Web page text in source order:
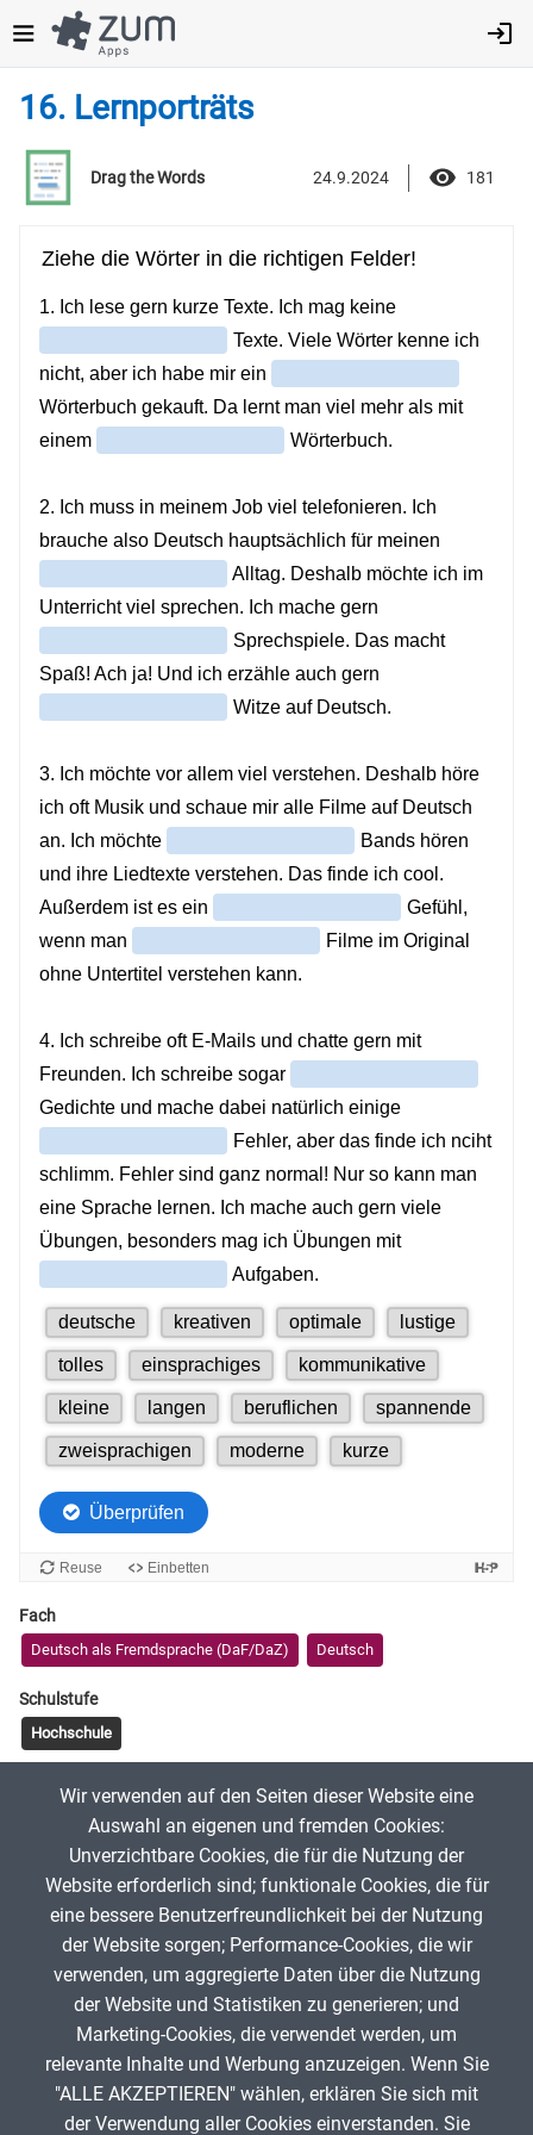
zum
Inhalt
16. Lernporträts
Drag the Words 24.9.2024 181
Fach
Deutsch als Fremdsprache (DaF/DaZ) Deutsch
Schulstufe
Hochschule
Lückentext
24. September 2024
App melden
ANZEIGE
Wir verwenden auf den Seiten dieser Website eine
Auswahl an eigenen und fremden Cookies:
Unverzichtbare Cookies, die für die Nutzung der
Website erforderlich sind; funktionale Cookies, die für
eine bessere Benutzerfreundlichkeit bei der Nutzung
der Website sorgen; Performance-Cookies, die wir
verwenden, um aggregierte Daten über die Nutzung
der Website und Statistiken zu generieren; und
Marketing-Cookies, die verwendet werden, um
relevante Inhalte und Werbung anzuzeigen. Wenn Sie
"ALLE AKZEPTIEREN" wählen, erklären Sie sich mit
der Verwendung aller Cookies einverstanden. Sie